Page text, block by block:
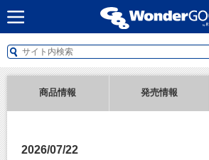
商品情報 発売情報
2026/07/22